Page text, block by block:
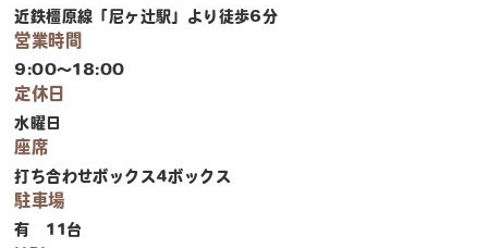
近鉄橿原線「尼ヶ辻駅」より徒歩6分
営業時間
9:00～18:00
定休日
水曜日
座席
打ち合わせボックス4ボックス
駐車場
有 11台